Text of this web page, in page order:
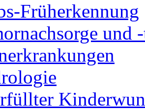
Früherkennung
und